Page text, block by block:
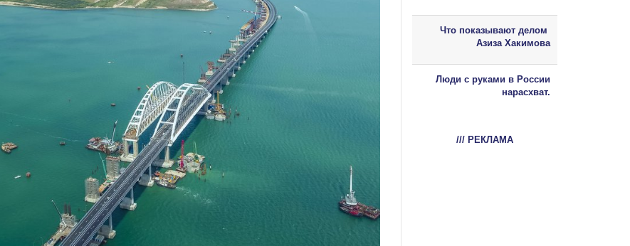
Что показывают делом
Азиза Хакимова
Люди с руками в России
нарасхват.
/// РЕКЛАМА